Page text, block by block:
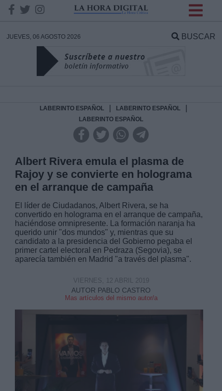
JUEVES, 06 AGOSTO 2026 BUSCAR
LABERINTO ESPAÑOL LABERINTO ESPAÑOL
LABERINTO ESPAÑOL
Albert Rivera emula el plasma de
Rajoy y se convierte en holograma
en el arranque de campaña
El líder de Ciudadanos, Albert Rivera, se ha
convertido en holograma en el arranque de campaña,
haciéndose omnipresente. La formación naranja ha
querido unir "dos mundos" y, mientras que su
candidato a la presidencia del Gobierno pegaba el
primer cartel electoral en Pedraza (Segovia), se
aparecía también en Madrid "a través del plasma".
AUTOR PABLO CASTRO
Mas artículos del mismo autor/a
VIERNES, 12 ABRIL 2019
DATOS
Responsable:
Legitimación:
Destinatarios:
link